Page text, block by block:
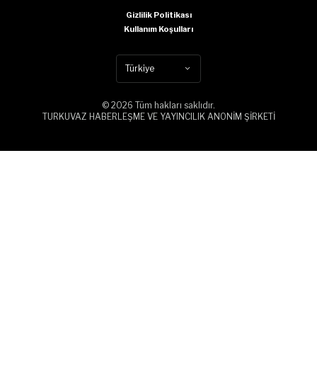
Gizlilik Politikası
Kullanım Koşulları
Türkiye
© 2026 Tüm hakları saklıdır.
TURKUVAZ HABERLEŞME VE YAYINCILIK ANONİM ŞİRKETİ